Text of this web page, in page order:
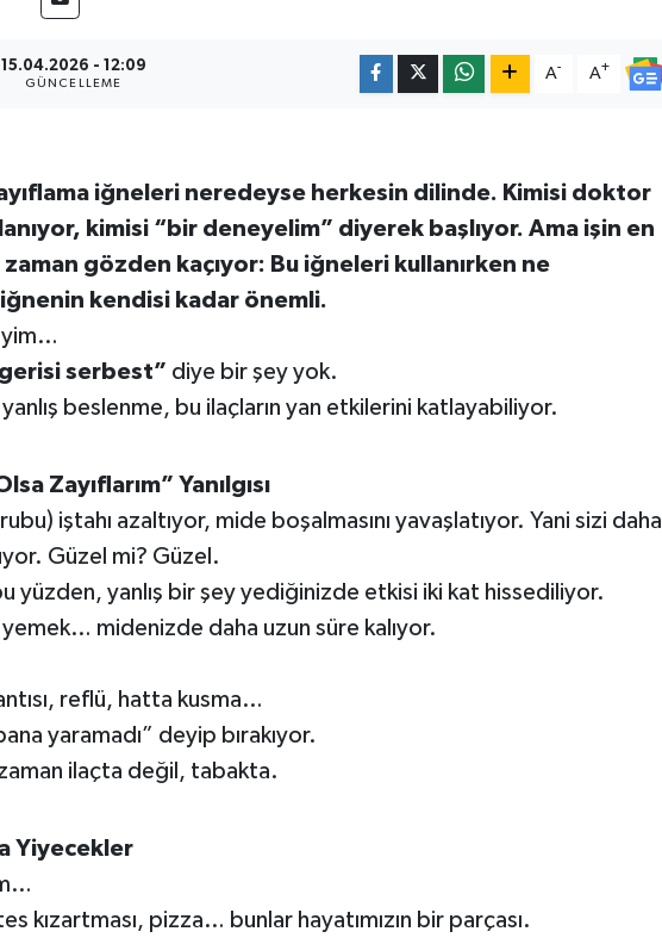
15.04.2026 - 12:09
GÜNCELLEME
A- A+
iğneleri neredeyse herkesin dilinde. Kimisi doktor
kimisi “bir deneyelim” diyerek başlıyor. Ama işin en
zaman gözden kaçıyor: Bu iğneleri kullanırken ne
kendisi kadar önemli.
serbest” diye bir şey yok.
beslenme, bu ilaçların yan etkilerini katlayabiliyor.
Zayıflarım” Yanılgısı
iştahı azaltıyor, mide boşalmasını yavaşlatıyor. Yani sizi daha
Güzel mi? Güzel.
yüzden, yanlış bir şey yediğinizde etkisi iki kat hissediliyor.
midenizde daha uzun süre kalıyor.
reflü, hatta kusma…
yaramadı” deyip bırakıyor.
ilaçta değil, tabakta.
Yiyecekler
kızartması, pizza… bunlar hayatımızın bir parçası.